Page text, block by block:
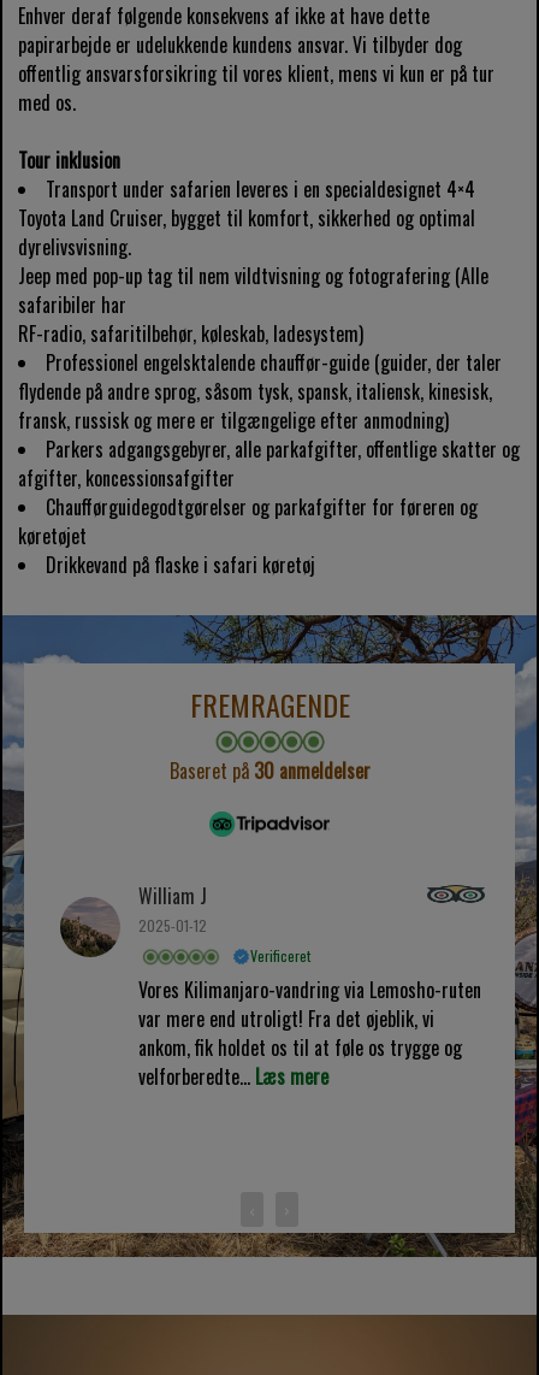
Enhver deraf følgende konsekvens af ikke at have dette
papirarbejde er udelukkende kundens ansvar. Vi tilbyder dog
offentlig ansvarsforsikring til vores klient, mens vi kun er på tur
med os.
Tour inklusion
Transport under safarien leveres i en specialdesignet 4×4
Toyota Land Cruiser, bygget til komfort, sikkerhed og optimal
dyrelivsvisning.
Jeep med pop-up tag til nem vildtvisning og fotografering (Alle
safaribiler har
RF-radio, safaritilbehør, køleskab, ladesystem)
Professionel engelsktalende chauffør-guide (guider, der taler
flydende på andre sprog, såsom tysk, spansk, italiensk, kinesisk,
fransk, russisk og mere er tilgængelige efter anmodning)
Parkers adgangsgebyrer, alle parkafgifter, offentlige skatter og
afgifter, koncessionsafgifter
Chaufførguidegodtgørelser og parkafgifter for føreren og
køretøjet
Drikkevand på flaske i safari køretøj
FREMRAGENDE
Baseret på 30 anmeldelser
William J
2025-01-12
Verificeret
Vores Kilimanjaro-vandring via Lemosho-ruten
var mere end utroligt! Fra det øjeblik, vi
ankom, fik holdet os til at føle os trygge og
velforberedte... Læs mere